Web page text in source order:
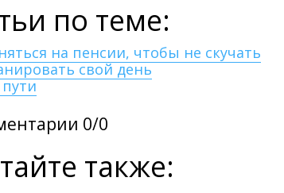
по теме:
на пенсии, чтобы не скучать
свой день
0/0
также: